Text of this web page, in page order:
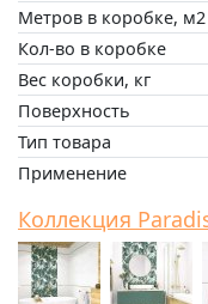
Метров в коробке, м2
Кол-во в коробке
Вес коробки, кг
Поверхность
Тип товара
Применение
Коллекция